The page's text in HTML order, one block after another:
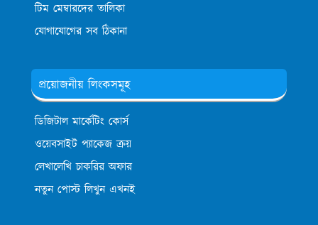
টিম মেম্বারদের তালিকা
যোগাযোগের সব ঠিকানা
প্রয়োজনীয় লিংকসমূহ
ডিজিটাল মার্কেটিং কোর্স
ওয়েবসাইট প্যাকেজ ক্রয়
লেখালেখি চাকরির অফার
নতুন পোস্ট লিখুন এখনই